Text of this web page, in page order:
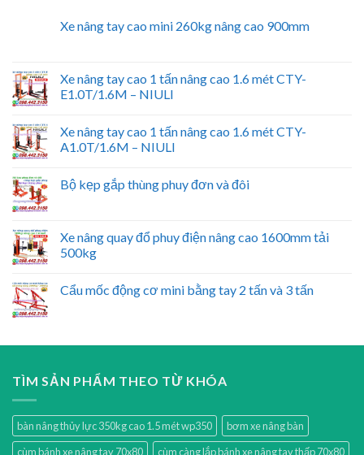
Xe nâng tay cao mini 260kg nâng cao 900mm
Xe nâng tay cao 1 tấn nâng cao 1.6 mét CTY-
E1.0T/1.6M – NIULI
Xe nâng tay cao 1 tấn nâng cao 1.6 mét CTY-
A1.0T/1.6M – NIULI
Bộ kẹp gắp thùng phuy đơn và đôi
Xe nâng quay đổ phuy điện nâng cao 1600mm tải
500kg
Cẩu mốc động cơ mini bằng tay 2 tấn và 3 tấn
TÌM SẢN PHẨM THEO TỪ KHÓA
bàn nâng thủy lực 350kg cao 1.5 mét wp350
bơm xe nâng bàn
cùm bánh xe nâng tay 70x80
cùm càng lắp bánh xe nâng tay thấp 70x80